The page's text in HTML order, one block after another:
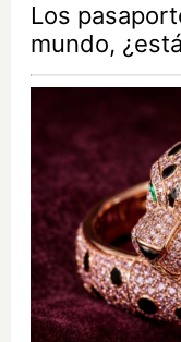
Los
mundo,